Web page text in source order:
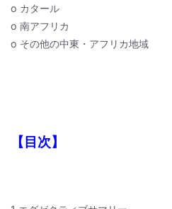
o カタール
o 南アフリカ
o その他の中東・アフリカ地域
【目次】